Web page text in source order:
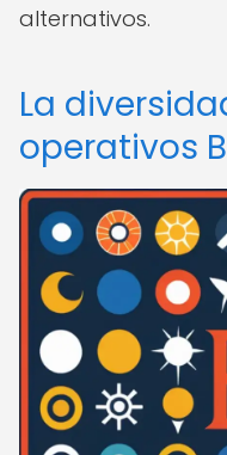
alternativos.
La
operativos